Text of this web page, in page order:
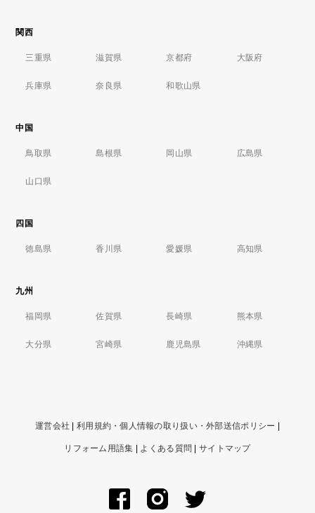
関西
三重県 滋賀県 京都府 大阪府
兵庫県 奈良県 和歌山県
中国
鳥取県 島根県 岡山県 広島県
山口県
四国
徳島県 香川県 愛媛県 高知県
九州
福岡県 佐賀県 長崎県 熊本県
大分県 宮崎県 鹿児島県 沖縄県
運営会社 利用規約・個人情報の取り扱い・外部送信ポリシー
リフォーム用語集 よくある質問 サイトマップ